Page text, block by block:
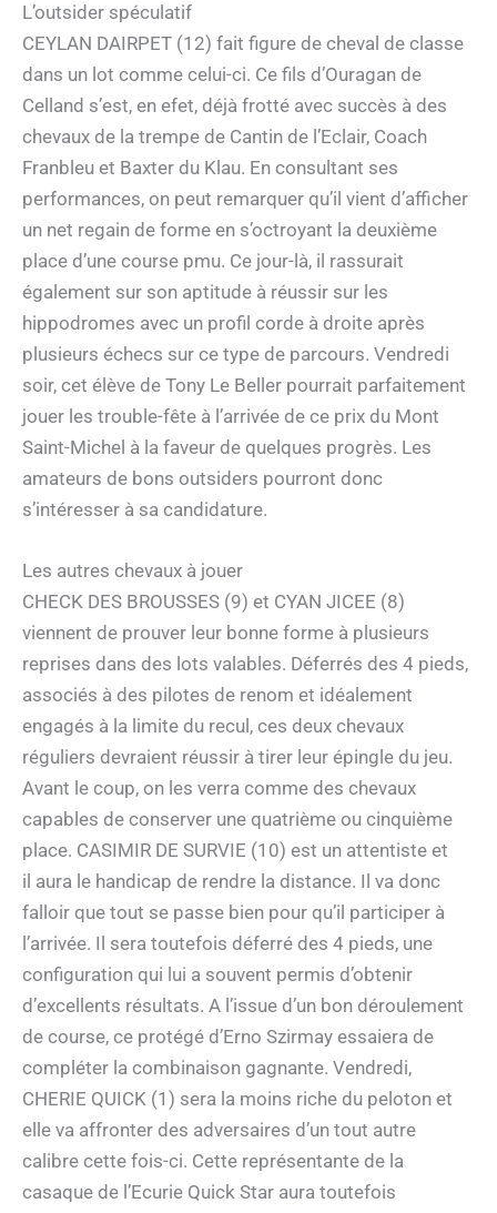
L’outsider spéculatif
CEYLAN DAIRPET (12) fait figure de cheval de classe
dans un lot comme celui-ci. Ce fils d’Ouragan de
Celland s’est, en efet, déjà frotté avec succès à des
chevaux de la trempe de Cantin de l’Eclair, Coach
Franbleu et Baxter du Klau. En consultant ses
performances, on peut remarquer qu’il vient d’afficher
un net regain de forme en s’octroyant la deuxième
place d’une course pmu. Ce jour-là, il rassurait
également sur son aptitude à réussir sur les
hippodromes avec un profil corde à droite après
plusieurs échecs sur ce type de parcours. Vendredi
soir, cet élève de Tony Le Beller pourrait parfaitement
jouer les trouble-fête à l’arrivée de ce prix du Mont
Saint-Michel à la faveur de quelques progrès. Les
amateurs de bons outsiders pourront donc
s’intéresser à sa candidature.
Les autres chevaux à jouer
CHECK DES BROUSSES (9) et CYAN JICEE (8)
viennent de prouver leur bonne forme à plusieurs
reprises dans des lots valables. Déferrés des 4 pieds,
associés à des pilotes de renom et idéalement
engagés à la limite du recul, ces deux chevaux
réguliers devraient réussir à tirer leur épingle du jeu.
Avant le coup, on les verra comme des chevaux
capables de conserver une quatrième ou cinquième
place. CASIMIR DE SURVIE (10) est un attentiste et
il aura le handicap de rendre la distance. Il va donc
falloir que tout se passe bien pour qu’il participer à
l’arrivée. Il sera toutefois déferré des 4 pieds, une
configuration qui lui a souvent permis d’obtenir
d’excellents résultats. A l’issue d’un bon déroulement
de course, ce protégé d’Erno Szirmay essaiera de
compléter la combinaison gagnante. Vendredi,
CHERIE QUICK (1) sera la moins riche du peloton et
elle va affronter des adversaires d’un tout autre
calibre cette fois-ci. Cette représentante de la
casaque de l’Ecurie Quick Star aura toutefois